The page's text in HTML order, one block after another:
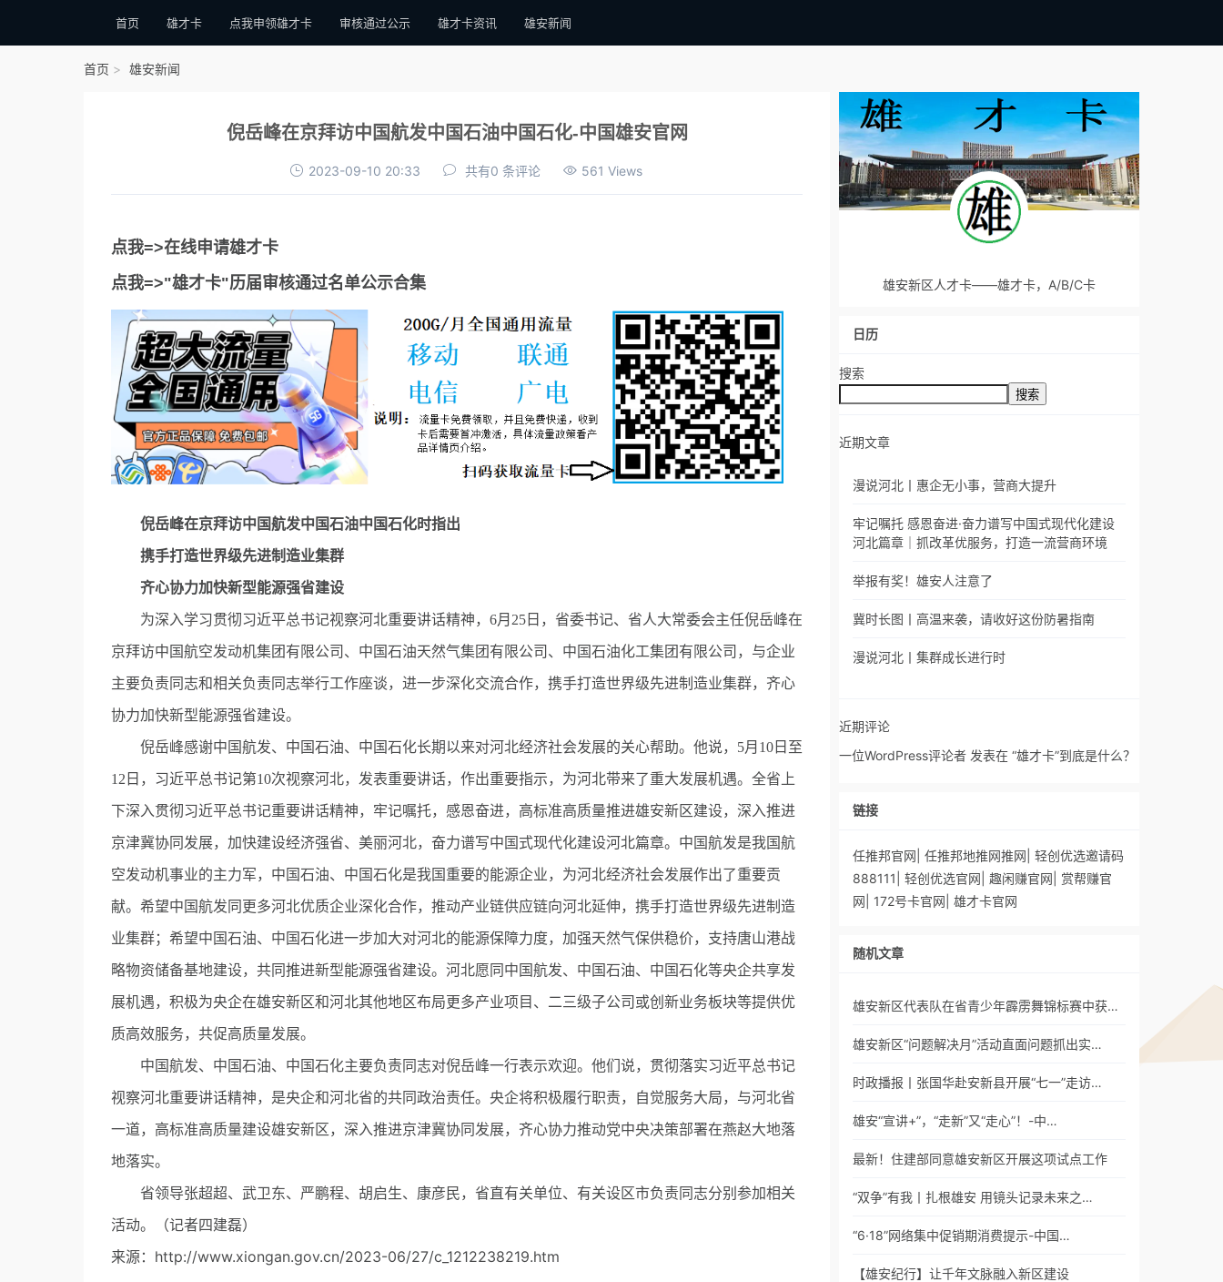
首页 雄才卡 点我申领雄才卡 审核通过公示 雄才卡资讯 雄安新闻
首页 雄安新闻
倪岳峰在京拜访中国航发中国石油中国石化-中国雄安官网
2023-09-10 20:33 共有0 条评论 561 Views
点我=>在线申请雄才卡
点我=>"雄才卡"历届审核通过名单公示合集
倪岳峰在京拜访中国航发中国石油中国石化时指出
携手打造世界级先进制造业集群
齐心协力加快新型能源强省建设
为深入学习贯彻习近平总书记视察河北重要讲话精神，6月25日，省委书记、省人大常委会主任倪岳峰在
京拜访中国航空发动机集团有限公司、中国石油天然气集团有限公司、中国石油化工集团有限公司，与企业
主要负责同志和相关负责同志举行工作座谈，进一步深化交流合作，携手打造世界级先进制造业集群，齐心
协力加快新型能源强省建设。
倪岳峰感谢中国航发、中国石油、中国石化长期以来对河北经济社会发展的关心帮助。他说，5月10日至
12日，习近平总书记第10次视察河北，发表重要讲话，作出重要指示，为河北带来了重大发展机遇。全省上
下深入贯彻习近平总书记重要讲话精神，牢记嘱托，感恩奋进，高标准高质量推进雄安新区建设，深入推进
京津冀协同发展，加快建设经济强省、美丽河北，奋力谱写中国式现代化建设河北篇章。中国航发是我国航
空发动机事业的主力军，中国石油、中国石化是我国重要的能源企业，为河北经济社会发展作出了重要贡
献。希望中国航发同更多河北优质企业深化合作，推动产业链供应链向河北延伸，携手打造世界级先进制造
业集群；希望中国石油、中国石化进一步加大对河北的能源保障力度，加强天然气保供稳价，支持唐山港战
略物资储备基地建设，共同推进新型能源强省建设。河北愿同中国航发、中国石油、中国石化等央企共享发
展机遇，积极为央企在雄安新区和河北其他地区布局更多产业项目、二三级子公司或创新业务板块等提供优
质高效服务，共促高质量发展。
中国航发、中国石油、中国石化主要负责同志对倪岳峰一行表示欢迎。他们说，贯彻落实习近平总书记
视察河北重要讲话精神，是央企和河北省的共同政治责任。央企将积极履行职责，自觉服务大局，与河北省
一道，高标准高质量建设雄安新区，深入推进京津冀协同发展，齐心协力推动党中央决策部署在燕赵大地落
地落实。
省领导张超超、武卫东、严鹏程、胡启生、康彦民，省直有关单位、有关设区市负责同志分别参加相关
活动。（记者四建磊）
来源：http://www.xiongan.gov.cn/2023-06/27/c_1212238219.htm
雄安新区人才卡——雄才卡，A/B/C卡
日历
搜索
搜索
近期文章
漫说河北丨惠企无小事，营商大提升
牢记嘱托 感恩奋进·奋力谱写中国式现代化建设
河北篇章｜抓改革优服务，打造一流营商环境
举报有奖！雄安人注意了
冀时长图丨高温来袭，请收好这份防暑指南
漫说河北丨集群成长进行时
近期评论
一位WordPress评论者 发表在 “雄才卡”到底是什么？
链接
任推邦官网 任推邦地推网推网 轻创优选邀请码
888111
轻创优选官网 趣闲赚官网
赏帮赚官
网
172号卡官网 雄才卡官网
随机文章
雄安新区代表队在省青少年霹雳舞锦标赛中获…
雄安新区“问题解决月”活动直面问题抓出实…
时政播报丨张国华赴安新县开展“七一”走访…
雄安“宣讲+”，“走新”又“走心”！-中…
最新！住建部同意雄安新区开展这项试点工作
“双争”有我丨扎根雄安 用镜头记录未来之…
“6·18”网络集中促销期消费提示-中国…
【雄安纪行】让千年文脉融入新区建设